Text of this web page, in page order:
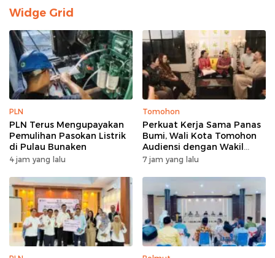
Widge Grid
PLN
PLN Terus Mengupayakan
Pemulihan Pasokan Listrik
di Pulau Bunaken
4 jam yang lalu
Tomohon
Perkuat Kerja Sama Panas
Bumi, Wali Kota Tomohon
Audiensi dengan Wakil
Dubes Selandia Baru
7 jam yang lalu